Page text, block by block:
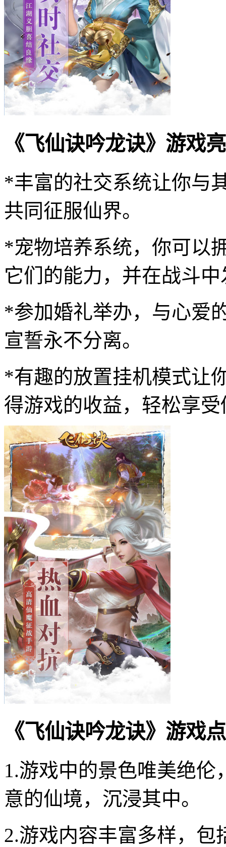
《飞仙诀吟龙诀》游戏
*丰富的社交系统让你与
共同征服仙界。
*宠物培养系统，你可以
它们的能力，并在战斗
*参加婚礼举办，与心爱
宣誓永不分离。
*有趣的放置挂机模式让
得游戏的收益，轻松享
《飞仙诀吟龙诀》游戏
1.游戏中的景色唯美绝
意的仙境，沉浸其中。
2.游戏内容丰富多样，